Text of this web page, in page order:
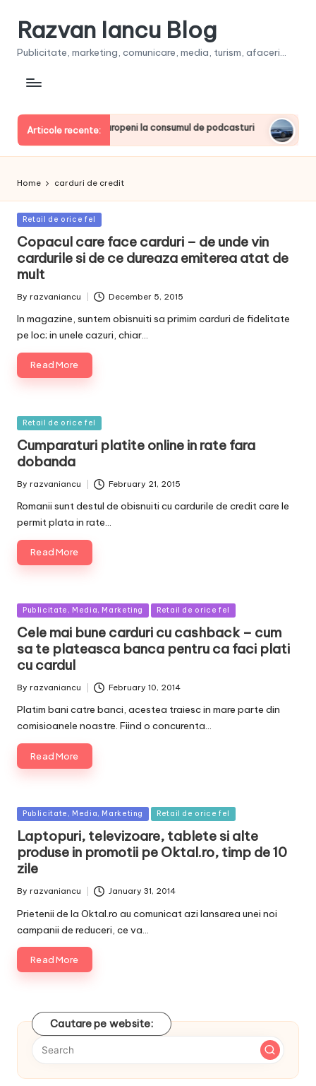
Razvan Iancu Blog
Publicitate, marketing, comunicare, media, turism, afaceri...
Articole recente:
printre liderii europeni la consumul de podcasturi Clienţii
June 20,
Home carduri de credit
Posted
Retail de orice fel
Copacul care face carduri – de unde vin
cardurile si de ce dureaza emiterea atat de
mult
Posted
By razvaniancu December 5, 2015
In magazine, suntem obisnuiti sa primim carduri de fidelitate
pe loc; in unele cazuri, chiar…
Read More
Posted
Retail de orice fel
Cumparaturi platite online in rate fara
dobanda
Posted
By razvaniancu February 21, 2015
Romanii sunt destul de obisnuiti cu cardurile de credit care le
permit plata in rate…
Read More
Posted
in
Publicitate, Media, Marketing Retail de orice fel
Cele mai bune carduri cu cashback – cum
sa te plateasca banca pentru ca faci plati
cu cardul
Posted
By razvaniancu February 10, 2014
Platim bani catre banci, acestea traiesc in mare parte din
comisioanele noastre. Fiind o concurenta…
Read More
Posted
in
Publicitate, Media, Marketing Retail de orice fel
Laptopuri, televizoare, tablete si alte
produse in promotii pe Oktal.ro, timp de 10
zile
Posted
By razvaniancu January 31, 2014
Prietenii de la Oktal.ro au comunicat azi lansarea unei noi
campanii de reduceri, ce va…
Read More
Cautare pe website: